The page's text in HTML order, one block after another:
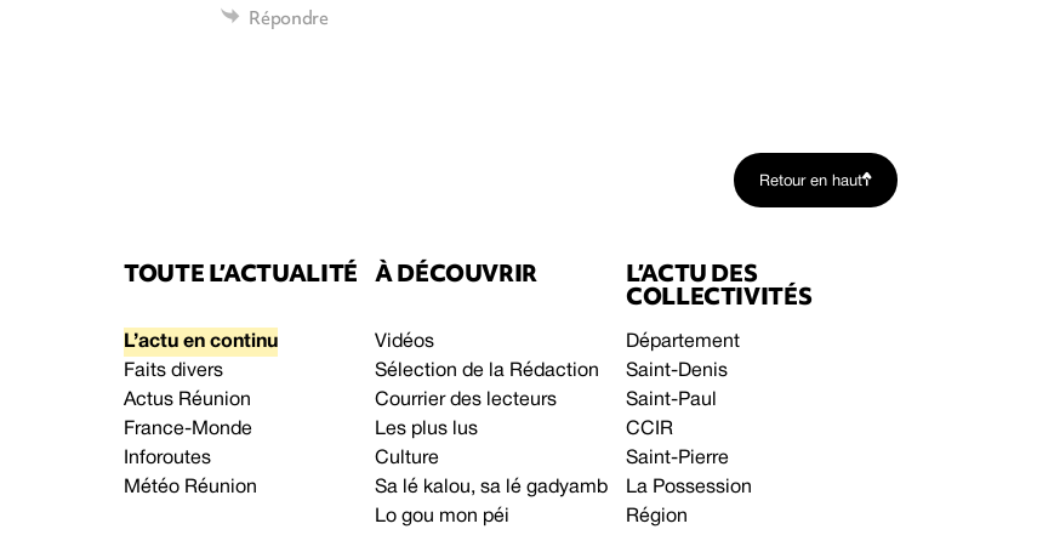
Répondre
Retour en haut
TOUTE L’ACTUALITÉ
L’actu en continu
Faits divers
Actus Réunion
France-Monde
Inforoutes
Météo Réunion
À DÉCOUVRIR
Vidéos
Sélection de la Rédaction
Courrier des lecteurs
Les plus lus
Culture
Sa lé kalou, sa lé gadyamb
Lo gou mon péi
L’ACTU DES
COLLECTIVITÉS
Département
Saint-Denis
Saint-Paul
CCIR
Saint-Pierre
La Possession
Région